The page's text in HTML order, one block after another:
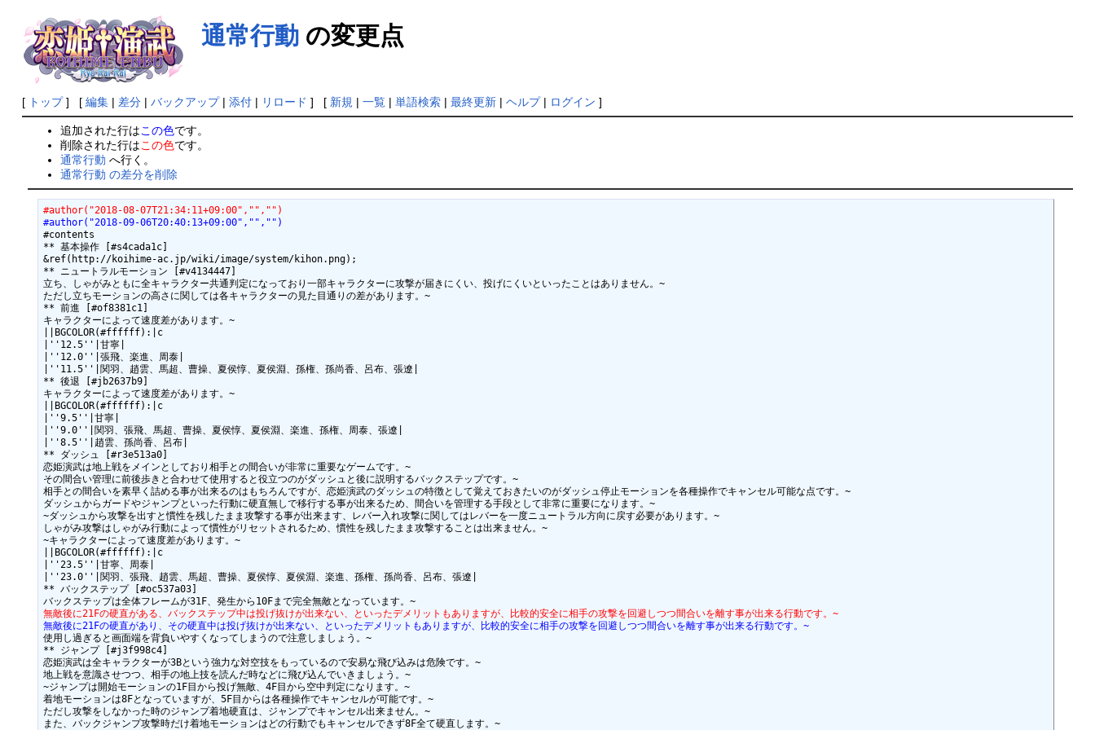
通常行動の変更点
[ トップ] [ 編集| 差分| バックアップ| 添付| リロード ] [ 新規 | 一覧| 単語検索| 最終更新| ヘルプ| ログイン ]
追加された行はこの色です。
削除された行はこの色です。
通常行動 へ行く。
通常行動 の差分を削除
#author("2018-08-07T21:34:11+09:00","","")
#author("2018-09-06T20:40:13+09:00","","")
#contents
** 基本操作 [#s4cada1c]
&ref(http://koihime-ac.jp/wiki/image/system/kihon.png);
** ニュートラルモーション [#v4134447]
立ち、しゃがみともに全キャラクター共通判定になっており一部キャラクターに攻撃が届きにくい、投げにくいといったことはありません。~
ただし立ちモーションの高さに関しては各キャラクターの見た目通りの差があります。~
** 前進 [#of8381c1]
キャラクターによって速度差があります。~
||BGCOLOR(#ffffff):|c
|''12.5''|甘寧|
|''12.0''|張飛、楽進、周泰|
|''11.5''|関羽、趙雲、馬超、曹操、夏侯惇、夏侯淵、孫権、孫尚香、呂布、張遼|
** 後退 [#jb2637b9]
キャラクターによって速度差があります。~
||BGCOLOR(#ffffff):|c
|''9.5''|甘寧|
|''9.0''|関羽、張飛、馬超、曹操、夏侯惇、夏侯淵、楽進、孫権、周泰、張遼|
|''8.5''|趙雲、孫尚香、呂布|
** ダッシュ [#r3e513a0]
恋姫演武は地上戦をメインとしており相手との間合いが非常に重要なゲームです。~
その間合い管理に前後歩きと合わせて使用すると役立つのがダッシュと後に説明するバックステップです。~
相手との間合いを素早く詰める事が出来るのはもちろんですが、恋姫演武のダッシュの特徴として覚えておきたいのがダッシュ停止モーションを各種操作でキャンセル可能な点です。~
ダッシュからガードやジャンプといった行動に硬直無しで移行する事が出来るため、間合いを管理する手段として非常に重要になります。~
~ダッシュから攻撃を出すと慣性を残したまま攻撃する事が出来ます、レバー入れ攻撃に関してはレバーを一度ニュートラル方向に戻す必要があります。~
しゃがみ攻撃はしゃがみ行動によって慣性がリセットされるため、慣性を残したまま攻撃することは出来ません。~
~キャラクターによって速度差があります。~
||BGCOLOR(#ffffff):|c
|''23.5''|甘寧、周泰|
|''23.0''|関羽、張飛、趙雲、馬超、曹操、夏侯惇、夏侯淵、楽進、孫権、孫尚香、呂布、張遼|
** バックステップ [#oc537a03]
バックステップは全体フレームが31F、発生から10Fまで完全無敵となっています。~
無敵後に21Fの硬直がある、バックステップ中は投げ抜けが出来ない、といったデメリットもありますが、比較的安全に相手の攻撃を回避しつつ間合いを離す事が出来る行動です。~
無敵後に21Fの硬直があり、その硬直中は投げ抜けが出来ない、といったデメリットもありますが、比較的安全に相手の攻撃を回避しつつ間合いを離す事が出来る行動です。~
使用し過ぎると画面端を背負いやすくなってしまうので注意しましょう。~
** ジャンプ [#j3f998c4]
恋姫演武は全キャラクターが3Bという強力な対空技をもっているので安易な飛び込みは危険です。~
地上戦を意識させつつ、相手の地上技を読んだ時などに飛び込んでいきましょう。~
~ジャンプは開始モーションの1F目から投げ無敵、4F目から空中判定になります。~
着地モーションは8Fとなっていますが、5F目からは各種操作でキャンセルが可能です。~
ただし攻撃をしなかった時のジャンプ着地硬直は、ジャンプでキャンセル出来ません。~
また、バックジャンプ攻撃時だけ着地モーションはどの行動でもキャンセルできず8F全て硬直します。~